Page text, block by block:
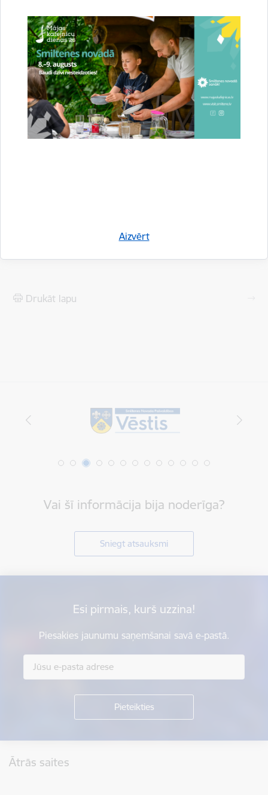
Aizvērt
Bibliotēkas vasaras izaicinājums
Drukāt lapu
Vai šī informācija bija noderīga?
Sniegt atsauksmi
Esi pirmais, kurš uzzina!
Piesakies jaunumu saņemšanai savā e-pastā.
Ātrās saites